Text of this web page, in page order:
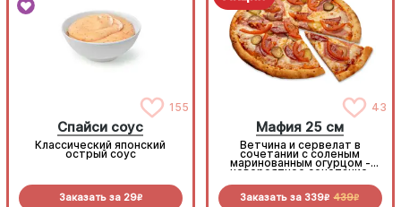
155
Спайси соус
Классический японский
острый соус
Заказать за 29R
43
Мафия 25 см
Ветчина и сервелат в
сочетании с соленым
маринованным огурцом -
невероятное сочетание,
Заказать за 339R 439R